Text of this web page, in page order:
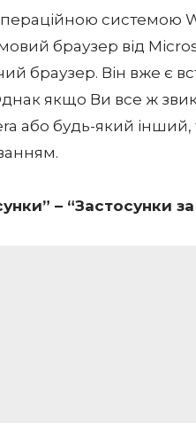
системою
браузер від
браузер. Він вже є
якщо Ви все ж
або будь-який інший,
– “Застосунки за